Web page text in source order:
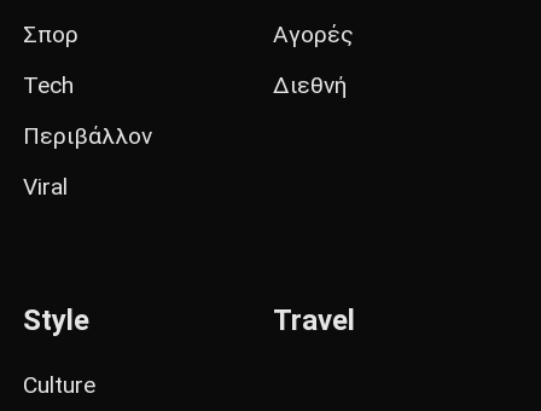
Σπορ
Tech
Περιβάλλον
Viral
Αγορές
Διεθνή
Style
Culture
Travel